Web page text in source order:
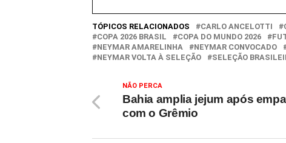
TÓPICOS RELACIONADOS CARLO ANCELOTTI
COPA 2026 BRASIL
COPA DO MUNDO 2026
NEYMAR AMARELINHA
NEYMAR CONVOCADO
NEYMAR VOLTA À SELEÇÃO
SELEÇÃO
NÃO PERCA
Bahia amplia jejum após
com o Grêmio